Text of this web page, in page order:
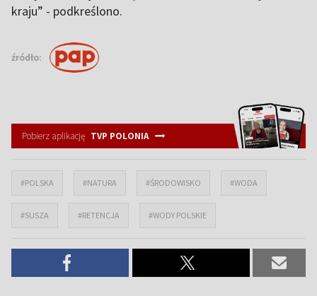
kraju” - podkreślono.
źródło:
Pobierz aplikację TVP POLONIA
#POLSKA #NATURA #ŚRODOWISKO #WODA
#SUSZA #RETENCJA #WODY POLSKIE